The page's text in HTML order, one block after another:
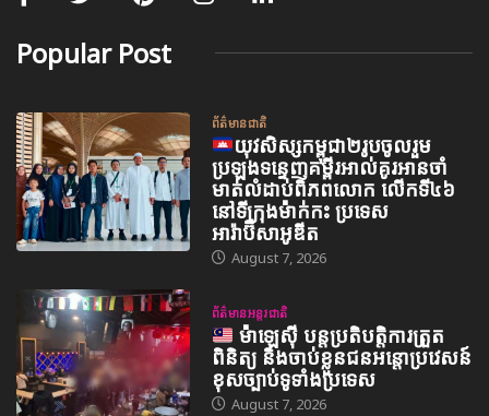
Popular Post
ព័ត៌មានជាតិ
យុវសិស្សកម្ពុជា២រូបចូលរួម
ប្រឡងទន្ទេញគម្ពីរអាល់គូរអានចាំ
មាត់លំដាប់ពិភពលោក លើកទី៤៦
នៅទីក្រុងម៉ាក់កះ ប្រទេស
អារ៉ាប៊ីសាអូឌីត
August 7, 2026
ព័ត៌មានអន្តរជាតិ
ម៉ាឡេស៊ី បន្តប្រតិបត្តិការត្រួត
ពិនិត្យ និងចាប់ខ្លួនជនអន្តោប្រវេសន៍
ខុសច្បាប់ទូទាំងប្រទេស
August 7, 2026